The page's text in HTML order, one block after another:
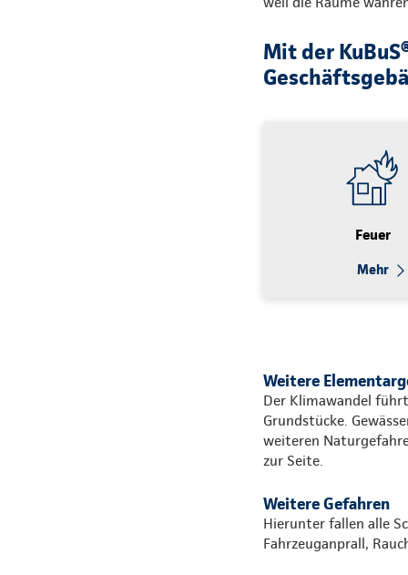
Mit der
Feuer
Mehr
Weitere
Der Klimawandel
Grundstücke.
weiteren
zur Seite.
Weitere Gefahren
Hierunter fallen alle
Fahrzeuganprall,